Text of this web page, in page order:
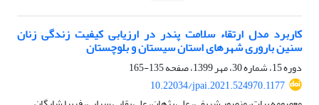
کاربرد مدل ارتقاء سلامت پندر در ارزیابی کیفیت زندگی زنان
سنین باروری شهرهای استان سیستان و بلوچستان
دوره 15، شماره 30، مهر 1399، صفحه
135-165
10.22034/jpai.2021.524970.1177